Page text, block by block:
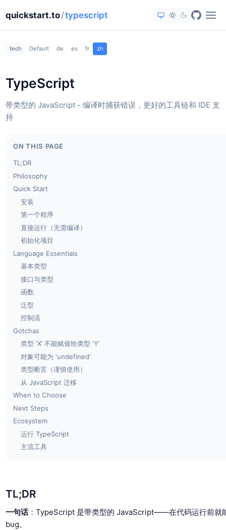
quickstart.to/typescript
tech Default de es fr zh
TypeScript
带类型的 JavaScript - 编译时捕获错误，更好的工具链和 IDE 支
持
ON THIS PAGE
TL;DR
Philosophy
Quick Start
安装
第一个程序
直接运行（无需编译）
初始化项目
Language Essentials
基本类型
接口与类型
函数
泛型
控制流
Gotchas
类型 ‘X’ 不能赋值给类型 ‘Y’
对象可能为 ‘undefined’
类型断言（谨慎使用）
从 JavaScript 迁移
When to Choose
Next Steps
Ecosystem
运行 TypeScript
主流工具
TL;DR
一句话：TypeScript 是带类型的 JavaScript——在代码运行前就
bug。